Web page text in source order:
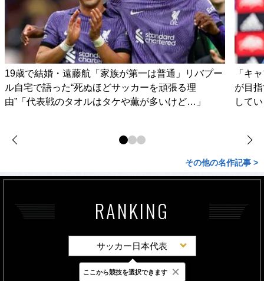
19歳で結婚・遠藤航「家族が第一は普通」リバプー
ル自宅で語った“死ぬほどサッカーを頑張る理
由”「代表戦のタオルはタケや薫が多いけど…」
「キ
が目
して
その他の名作記事 >
RANKING
サッカー日本代表
最新 24時間 週間
ここから競技を選択できます ×